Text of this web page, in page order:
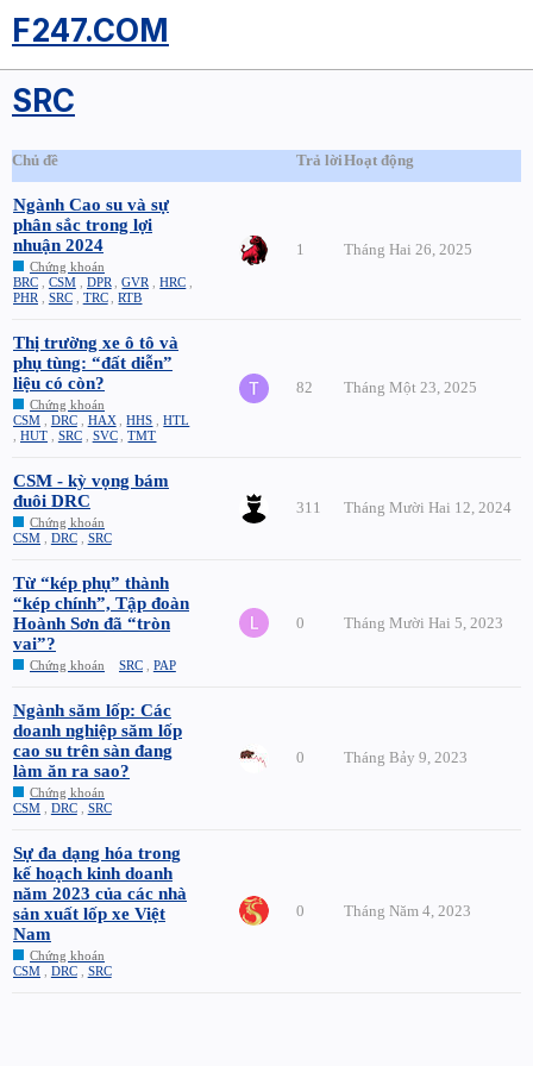
F247.COM
SRC
Chủ đề Trả lờiHoạt động
Ngành Cao su và sự
phân sắc trong lợi
nhuận 2024
Chứng khoán
BRC
CSM DPR ,GVR ,HRC
PHR
SRC TRC ,RTB
1 Tháng Hai 26, 2025
Thị trường xe ô tô và
phụ tùng: “đất diễn”
liệu có còn?
Chứng khoán
CSM
DRC HAX ,HHS ,HTL
HUT SRC SVC ,TMT
82 Tháng Một 23, 2025
CSM - kỳ vọng bám
đuôi DRC
Chứng khoán
CSM
DRC SRC
311 Tháng Mười Hai 12, 2024
Từ “kép phụ” thành
“kép chính”, Tập đoàn
Hoành Sơn đã “tròn
vai”?
Chứng khoán SRC PAP
0 Tháng Mười Hai 5, 2023
Ngành săm lốp: Các
doanh nghiệp săm lốp
cao su trên sàn đang
làm ăn ra sao?
Chứng khoán
CSM
DRC SRC
0 Tháng Bảy 9, 2023
Sự đa dạng hóa trong
kế hoạch kinh doanh
năm 2023 của các nhà
sản xuất lốp xe Việt
Nam
Chứng khoán
CSM
DRC SRC
0 Tháng Năm 4, 2023